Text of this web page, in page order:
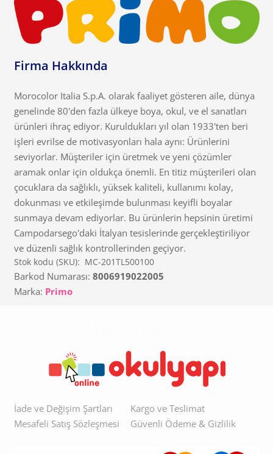
Firma Hakkında
Morocolor Italia S.p.A. olarak faaliyet gösteren aile, dünya
genelinde 80'den fazla ülkeye boya, okul, ve el sanatları
ürünleri ihraç ediyor. Kuruldukları yıl olan 1933'ten beri
işleri evrilse de motivasyonları hala aynı: Ürünlerini
seviyorlar. Müşteriler için üretmek ve yeni çözümler
aramak onlar için oldukça önemli. En titiz müşterileri olan
çocuklara da sağlıklı, yüksek kaliteli, kullanımı kolay,
dokunması ve etkileşimde bulunması keyifli boyalar
sunmaya devam ediyorlar. Bu ürünlerin hepsinin üretimi
Campodarsego'daki İtalyan tesislerinde gerçekleştiriliyor
ve düzenli sağlık kontrollerinden geçiyor.
Stok kodu (SKU): MC-201TL500100
Barkod Numarası: 8006919022005
Marka: Primo
İade ve Değişim Şartları
Mesafeli Satış Sözleşmesi
Kargo ve Teslimat
Güvenli Ödeme & Gizlilik